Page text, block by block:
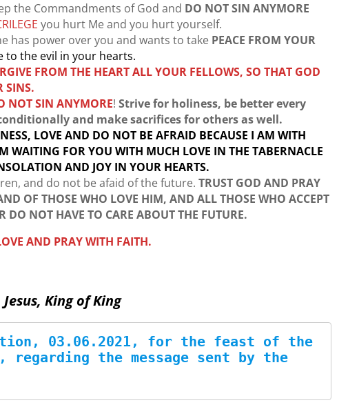
the Commandments of God and DO NOT SIN ANYMORE
you hurt Me and you hurt yourself.
has power over you and wants to take PEACE FROM YOUR
to the evil in your hearts.
FROM THE HEART ALL YOUR FELLOWS, SO THAT GOD
SINS.
SIN ANYMORE!Strive for holiness, be better every
and make sacrifices for others as well.
LOVE AND DO NOT BE AFRAID BECAUSE I AM WITH
WAITING FOR YOU WITH MUCH LOVE IN THE TABERNACLE
AND JOY IN YOUR HEARTS.
and do not be afaid of the future.TRUST GOD AND PRAY
OF THOSE WHO LOVE HIM, AND ALL THOSE WHO ACCEPT
DO NOT HAVE TO CARE ABOUT THE FUTURE.
AND PRAY WITH FAITH.
King of King
03.06.2021, for the feast of the
regarding the message sent by the